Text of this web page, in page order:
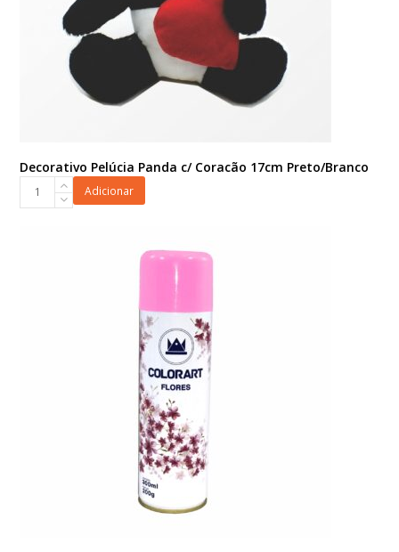
Decorativo Pelúcia Panda c/ Coracão 17cm Preto/Branco
Decorativo
Adicionar